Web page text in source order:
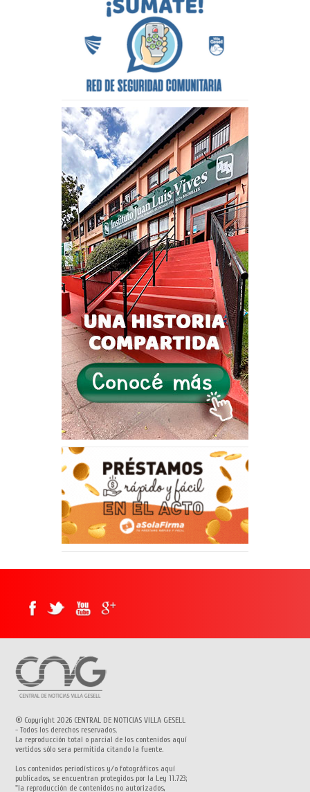
® Copyright 2026 CENTRAL DE NOTICIAS VILLA GESELL
- Todos los derechos reservados.
La reproducción total o parcial de los contenidos aquí
vertidos sólo sera permitida citando la fuente.
Los contenidos periodísticos y/o fotográficos aquí
publicados, se encuentran protegidos por la Ley 11.723;
"la reproducción de contenidos no autorizados,